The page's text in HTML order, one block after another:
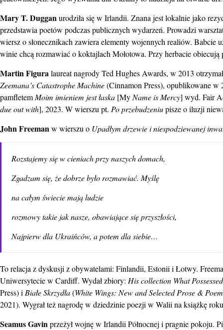
Mary T. Dugganurodziła się w Irlandii. Znana jest lokalnie jako
przedstawia poetów podczas publicznych wydarzeń. Prowadzi
wiersz o słonecznikach zawiera elementy wojennych realiów.
winie chcą rozmawiać o koktajlach Mołotowa. Przy herbacie
Martin Figuralaureat nagrody Ted Hughes Awards, w 2013
Zeemana’s Catastrophe Machine(Cinnamon Press), opublikowane w
pamfletem Moim imieniem jest łaska [My Name is Mercy] wyd. Fair
due out with], 2023. W wierszu pt. Po przebudzeniupisze o iluzji
John Freemanw wierszu o Upadłym drzewie i niespodziewanej
Rozstajemy się w cieniach przy naszych domach,
Zgadzam się, że dobrze było rozmawiać. Myślę
na całym świecie mają ludzie
rozmowy takie jak nasze, obawiające się przyszłości,
Najpierw dla Ukraińców, a potem dla siebie…
To relacja z dyskusji z obywatelami: Finlandii, Estonii i Łotwy.
Uniwersytecie w Cardiff. Wydał zbiory: His collection What
Press) i Białe Skrzydła(White Wings: New and Selected Prose &
2021). Wygrał też nagrodę w dziedzinie poezji w Walii na książkę
Seamus Gavinprzeżył wojnę w Irlandii Północnej i pragnie pokoju.